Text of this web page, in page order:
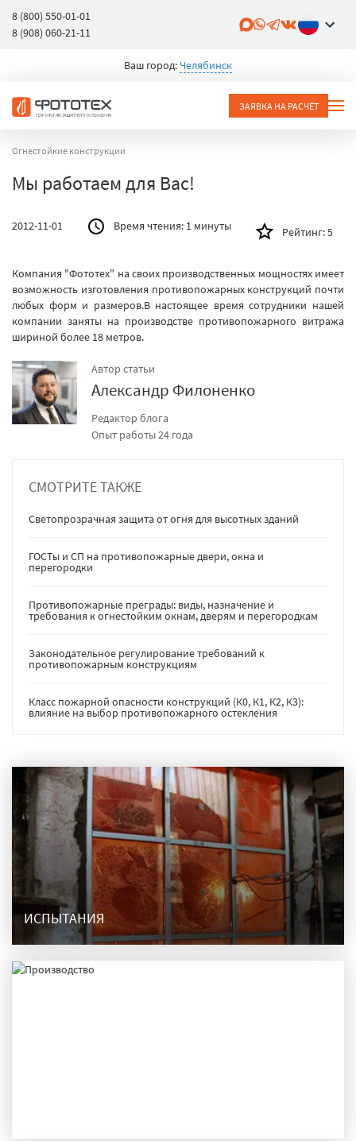
8 (800) 550-01-01
8 (908) 060-21-11
Ваш город: Челябинск
ЗАЯВКА НА РАСЧЁТ
Огнестойкие конструкции
Мы работаем для Вас!
2012-11-01 Время чтения: 1 минуты Рейтинг:5
Компания "Фототех" на своих производственных мощностях имеет
возможность изготовления противопожарных конструкций почти
любых форм и размеров.В настоящее время сотрудники нашей
компании заняты на производстве противопожарного витража
шириной более 18 метров.
Автор статьи
Александр Филоненко
Редактор блога
Опыт работы 24 года
СМОТРИТЕ ТАКЖЕ
Светопрозрачная защита от огня для высотных зданий
ГОСТы и СП на противопожарные двери, окна и
перегородки
Противопожарные преграды: виды, назначение и
требования к огнестойким окнам, дверям и перегородкам
Законодательное регулирование требований к
противопожарным конструкциям
Класс пожарной опасности конструкций (К0, К1, К2, К3):
влияние на выбор противопожарного остекления
ИСПЫТАНИЯ